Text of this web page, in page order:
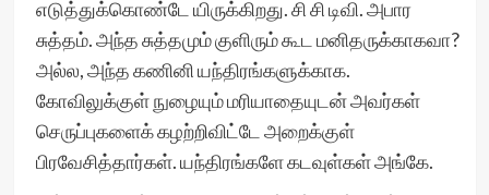
எடுத்துக்கொண்டே யிருக்கிறது. சி சி டிவி. அபார
சுத்தம். அந்த சுத்தமும் குளிரும் கூட மனிதருக்காகவா?
அல்ல, அந்த கணினி யந்திரங்களுக்காக.
கோவிலுக்குள் நுழையும் மரியாதையுடன் அவர்கள்
செருப்புகளைக் கழற்றிவிட்டே அறைக்குள்
பிரவேசித்தார்கள். யந்திரங்களே கடவுள்கள் அங்கே.